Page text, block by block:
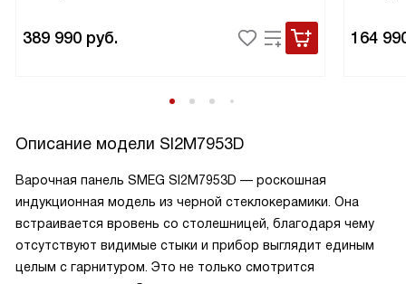
389 990 руб. 164
Описание модели SI2M7953D
Варочная панель SMEG SI2M7953D — роскошная
индукционная модель из черной стеклокерамики. Она
встраивается вровень со столешницей, благодаря чему
отсутствуют видимые стыки и прибор выглядит единым
целым с гарнитуром. Это не только смотрится